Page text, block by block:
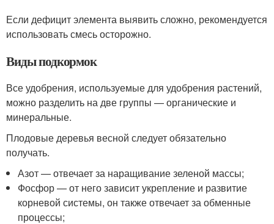
Если дефицит элемента выявить сложно, рекомендуется
использовать смесь осторожно.
Виды подкормок
Все удобрения, используемые для удобрения растений,
можно разделить на две группы — органические и
минеральные.
Плодовые деревья весной следует обязательно
получать.
Азот — отвечает за наращивание зеленой массы;
Фосфор — от него зависит укрепление и развитие
корневой системы, он также отвечает за обменные
процессы;